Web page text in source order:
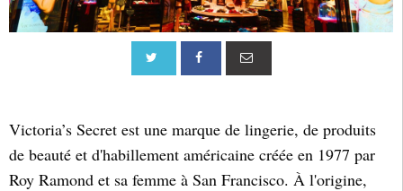
Victoria’s Secret est une marque de lingerie, de produits
de beauté et d'habillement américaine créée en 1977 par
Roy Ramond et sa femme à San Francisco. À l'origine,